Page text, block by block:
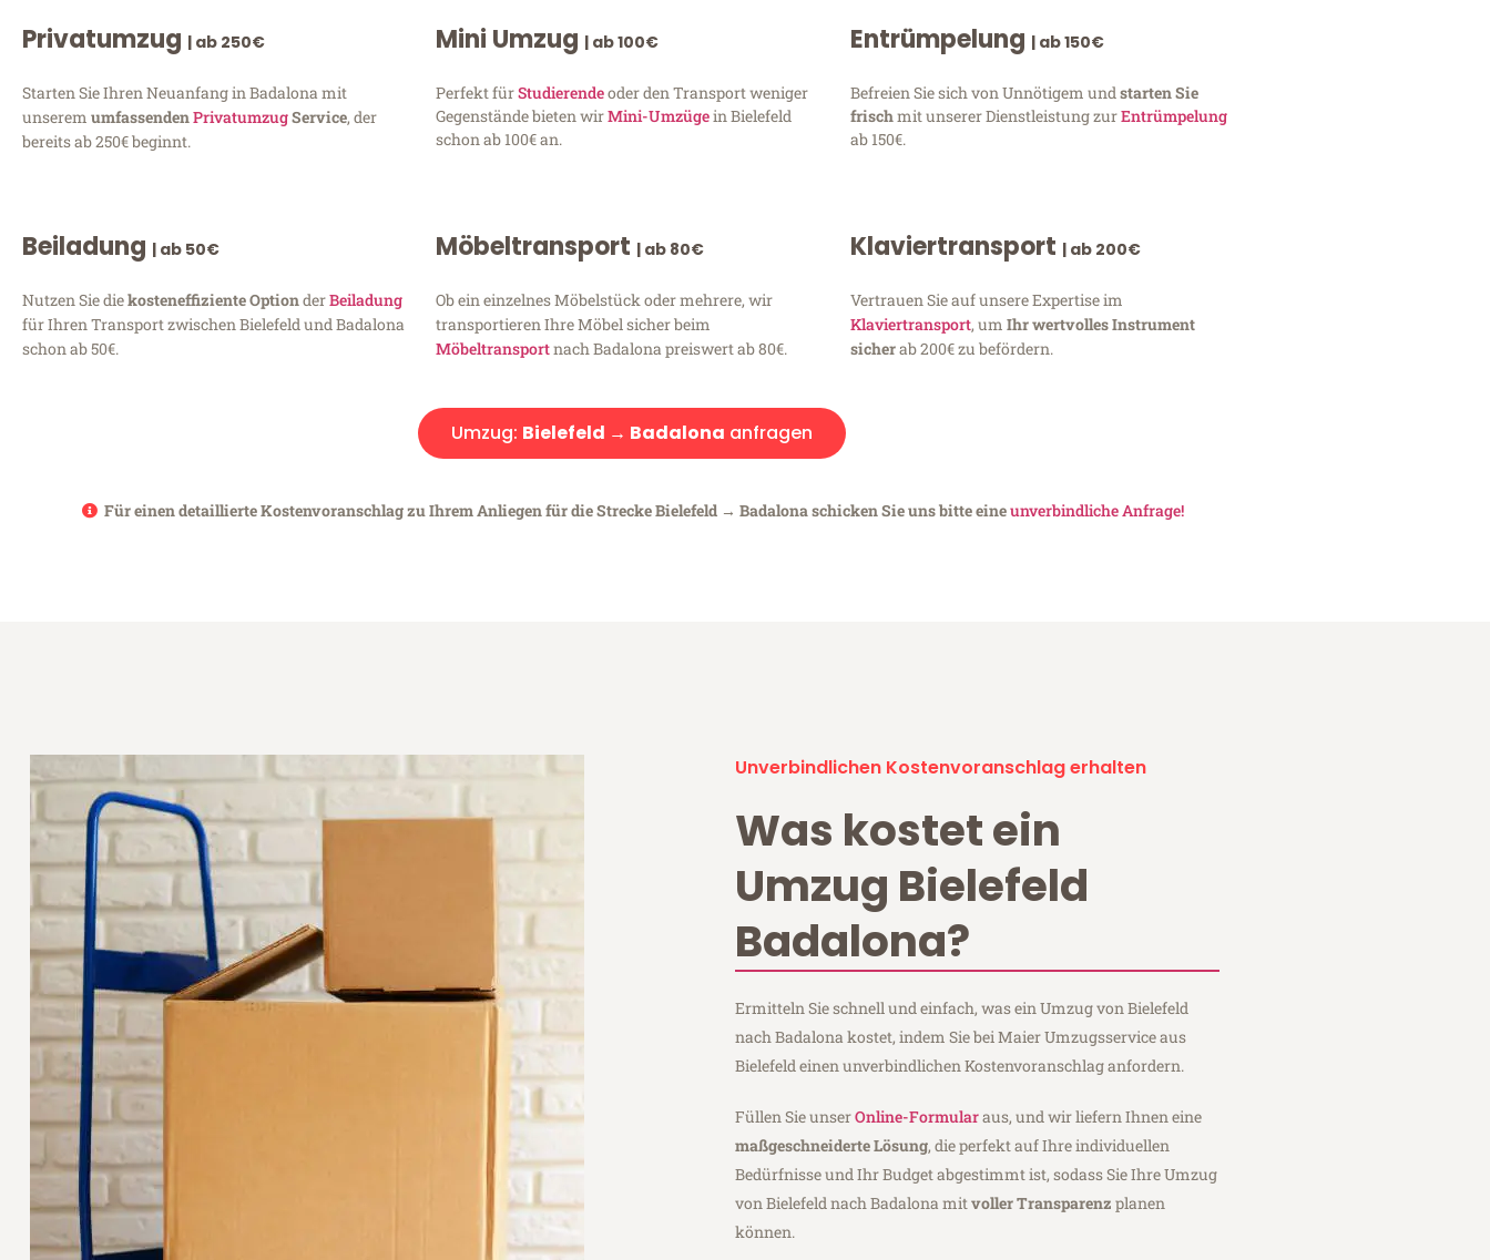
Privatumzug | ab 250€
Starten Sie Ihren Neuanfang in Badalona mit
unserem umfassendenPrivatumzugService, der
bereits ab 250€ beginnt.
Mini Umzug | ab 100€
Perfekt fürStudierendeoder den Transport weniger
Gegenstände bieten wirMini-Umzügein Bielefeld
schon ab 100€ an.
Entrümpelung | ab 150€
Befreien Sie sich von Unnötigem und starten Sie
frischmit unserer Dienstleistung zurEntrümpelung
ab 150€.
Beiladung | ab 50€
Nutzen Sie diekosteneffiziente OptionderBeiladung
für Ihren Transport zwischen Bielefeld und Badalona
schon ab 50€.
Möbeltransport | ab 80€
Ob ein einzelnes Möbelstück oder mehrere, wir
transportieren Ihre Möbel sicher beim
Möbeltransportnach Badalona preiswert ab 80€.
Klaviertransport | ab 200€
Vertrauen Sie auf unsere Expertise im
Klaviertransport, um Ihr wertvolles Instrument
sicherab 200€ zu befördern.
Umzug: Bielefeld → Badalona anfragen
Für einen detaillierte Kostenvoranschlag zu Ihrem Anliegen für die Strecke Bielefeld → Badalona schicken Sie uns bitte eineunverbindliche Anfrage!
Unverbindlichen Kostenvoranschlag erhalten
Was kostet ein
Umzug Bielefeld
Badalona?
Ermitteln Sie schnell und einfach, was ein Umzug von Bielefeld
nach Badalona kostet, indem Sie bei Maier Umzugsservice aus
Bielefeld einen unverbindlichen Kostenvoranschlag anfordern.
Füllen Sie unserOnline-Formularaus, und wir liefern Ihnen eine
maßgeschneiderte Lösung, die perfekt auf Ihre individuellen
Bedürfnisse und Ihr Budget abgestimmt ist, sodass Sie Ihre Umzug
von Bielefeld nach Badalona mitvoller Transparenz planen
können.